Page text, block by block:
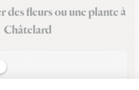
fleurs ou une plante à
Châtelard